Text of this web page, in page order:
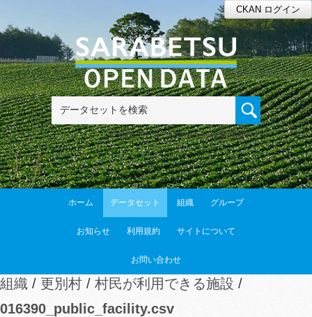
CKAN ログイン
12件のデータ・セットから検索可能です
ホーム データセット 組織 グループ
お知らせ 利用規約 サイトについて
お問い合わせ
組織 更別村
村民が利用できる施設
016390_public_facility.csv